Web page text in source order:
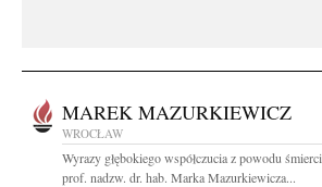
MAREK MAZURKIEWICZ
WROCŁAW
Wyrazy głębokiego współczucia z powodu śmierci
prof. nadzw. dr. hab. Marka Mazurkiewicza...